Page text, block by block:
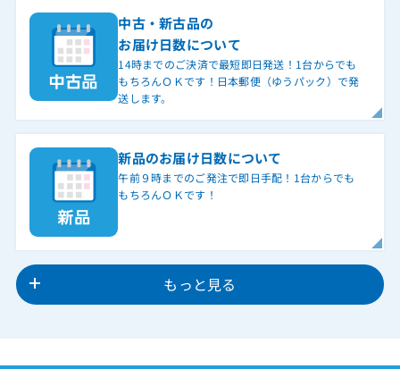
中古・新古品の
お届け日数について
14時までのご決済で最短即日発送！1台からでも
もちろんＯＫです！日本郵便（ゆうパック）で発
送します。
新品のお届け日数について
午前９時までのご発注で即日手配！1台からでも
もちろんＯＫです！
もっと見る